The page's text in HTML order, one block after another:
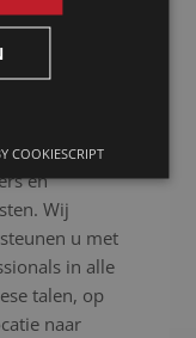
is al meer
jaar uw
inschakelen
en
Wij
u met
in alle
talen, op
naar
COOKIESCRIPT